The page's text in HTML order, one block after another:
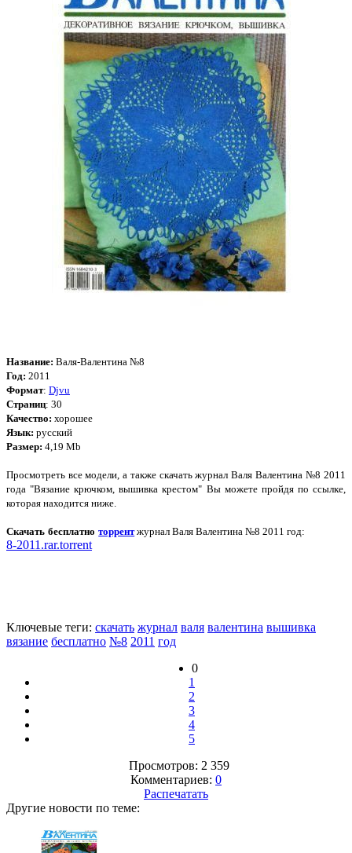
Название: Валя-Валентина №8
Год: 2011
Формат: Djvu
Страниц: 30
Качество: хорошее
Язык: русский
Размер: 4,19 Mb
Просмотреть все модели, а также скачать журнал Валя Валентина №8 2011
года "Вязание крючком, вышивка крестом" Вы можете пройдя по ссылке,
которая находится ниже.
Скачать бесплатноторрентжурнал Валя Валентина №8 2011 год:
8-2011.rar.torrent
Ключевые теги: скачать журнал валя валентина вышивка
вязание бесплатно №8 2011 год
0
1
2
3
4
5
Просмотров: 2 359
Комментариев: 0
Распечатать
Другие новости по теме: